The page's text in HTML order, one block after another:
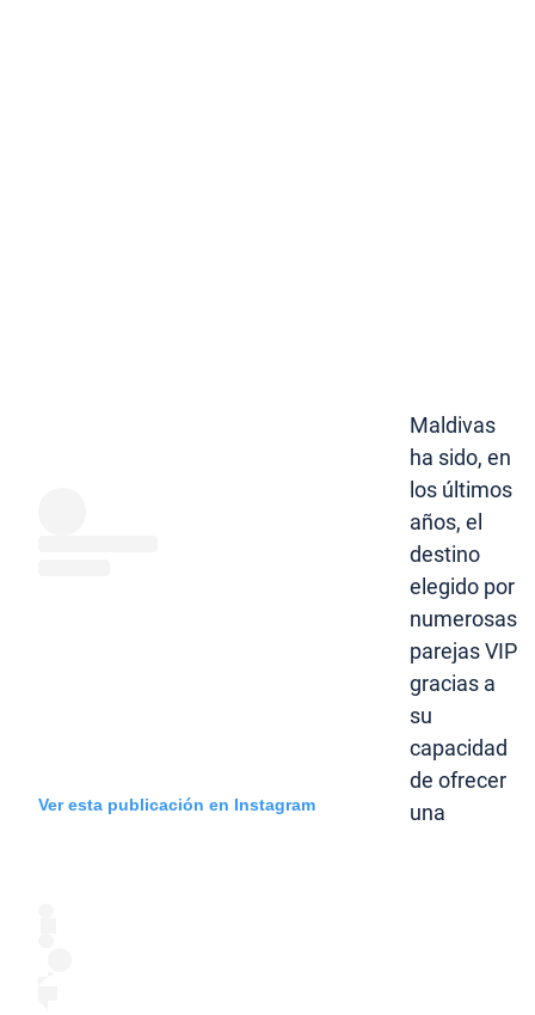
Ver esta publicación en Instagram
Maldivas
ha sido, en
los últimos
años, el
destino
elegido por
numerosas
parejas VIP
gracias a
su
capacidad
de ofrecer
una